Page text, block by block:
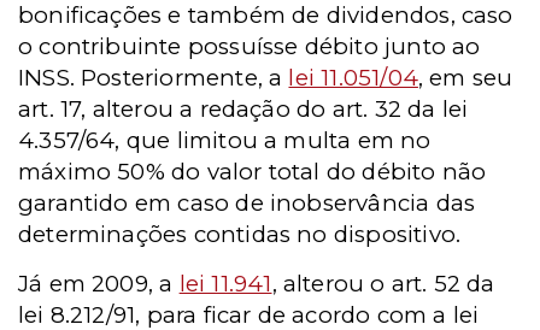
bonificações e também de dividendos, caso
o contribuinte possuísse débito junto ao
INSS. Posteriormente, a lei 11.051/04, em seu
art. 17, alterou a redação do art. 32 da lei
4.357/64, que limitou a multa em no
máximo 50% do valor total do débito não
garantido em caso de inobservância das
determinações contidas no dispositivo.
Já em 2009, a lei 11.941, alterou o art. 52 da
lei 8.212/91, para ficar de acordo com a lei